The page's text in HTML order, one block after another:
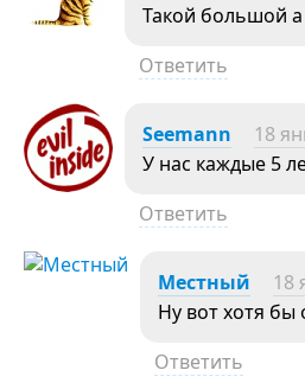
Такой большой а
Ответить
Seemann 18
У нас каждые 5
Ответить
Местный 18
Ну вот хотя бы
Ответить